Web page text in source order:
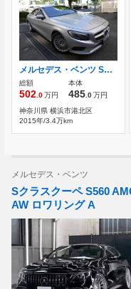
メルセデス・ベンツ Sクラスクーペ S550 1オーナー 禁煙車 毎年正規ディーラー記録
総額
502.0万円
本体
485.0万円
神奈川県 横浜市港北区
2015年/3.4万km
メルセデス・ベンツ
Sクラスクーペ S560
AW ロワリング A